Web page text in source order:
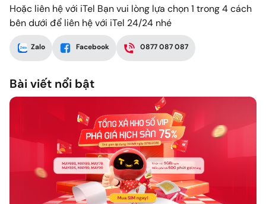
Hoặc liên hệ với iTel Bạn vui lòng lựa chọn 1 trong 4 cách
bên dưới để liên hệ với iTel 24/24 nhé
Zalo Facebook 0877 087 087
Bài viết nổi bật